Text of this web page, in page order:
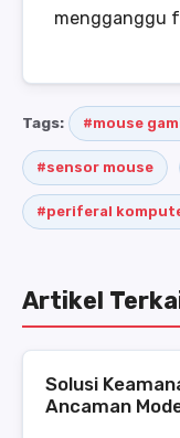
mengganggu
Tags: #mouse
#sensor mouse
#periferal
Artikel
Solusi
Ancaman